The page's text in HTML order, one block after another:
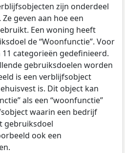
zijn onderdeel
geven aan hoe een
Een woning heeft
de “Woonfunctie”. Voor
categorieën gedefinieerd.
gebruiksdoelen worden
is een verblijfsobject
is. Dit object kan
als een “woonfunctie”
waarin een bedrijf
gebruiksdoel
ook een